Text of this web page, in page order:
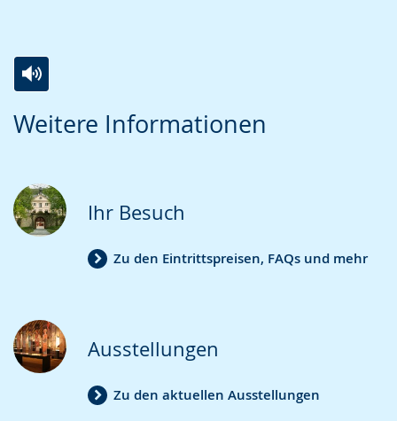
Weitere Informationen
Leichten
wechseln.
Audio-
Video
Deutscher
Gebärdensprache
wird
Ihr Besuch
Zu den Eintrittspreisen, FAQs und mehr
Ausstellungen
Zu den aktuellen Ausstellungen